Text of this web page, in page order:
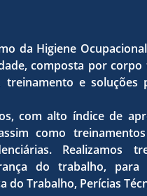
da Higiene
composta por
treinamento e
com alto índice de
como
Realizamos
do trabalho, para
do Trabalho, Perícias